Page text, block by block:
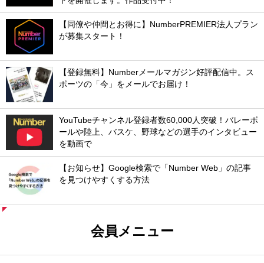
【同僚や仲間とお得に】NumberPREMIER法人プラン
が募集スタート！
【登録無料】Numberメールマガジン好評配信中。ス
ポーツの「今」をメールでお届け！
YouTubeチャンネル登録者数60,000人突破！バレーボ
ールや陸上、バスケ、野球などの選手のインタビュー
を動画で
【お知らせ】Google検索で「Number Web」の記事
を見つけやすくする方法
会員メニュー